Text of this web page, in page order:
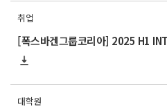
취업
[폭스바겐그룹코리아] 2025 H1
대학원